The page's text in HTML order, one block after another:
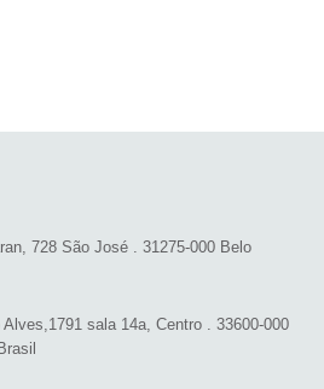
728 São José . 31275-000 Belo
Alves,1791 sala 14a, Centro . 33600-000